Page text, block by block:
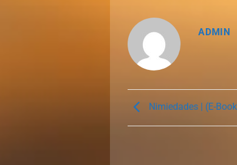
ADMIN
Nimiedades | (E-